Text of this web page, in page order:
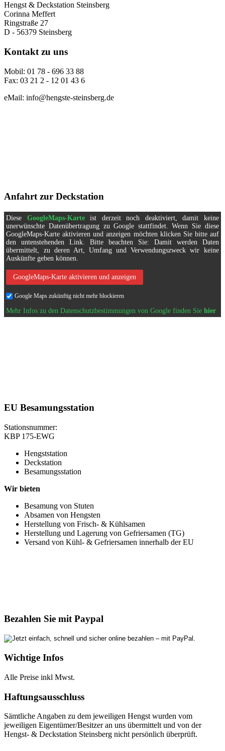
Hengst & Deckstation Steinsberg
Corinna Meffert
Ringstraße 27
D - 56379 Steinsberg
Kontakt zu uns
Mobil: 01 78 - 696 33 88
Fax: 03 21 2 - 12 01 43 6
eMail: info@hengste-steinsberg.de
Anfahrt zur Deckstation
Diese GoogleMaps-Karteist derzeit noch deaktiviert, damit keine
unerwünschte Datenübertragung zu Google stattfindet. Wenn Sie diese
GoogleMaps-Karte aktivieren und anzeigen möchten klicken Sie bitte auf
den untenstehenden Link. Bitte beachten Sie: Damit werden Daten
übermittelt, zu deren Art, Umfang und Verwendungszweck wir keine
Auskünfte geben können.
GoogleMaps-Karte aktivieren und anzeigen
Google Maps zukünftig nicht mehr blockieren
Mehr Infos zu den Datenschutzbestimmungen von Google finden Siehier
EU Besamungsstation
Stationsnummer:
KBP 175-EWG
Hengststation
Deckstation
Besamungsstation
Wir bieten
Besamung von Stuten
Absamen von Hengsten
Herstellung von Frisch- & Kühlsamen
Herstellung und Lagerung von Gefriersamen (TG)
Versand von Kühl- & Gefriersamen innerhalb der EU
Bezahlen Sie mit Paypal
Wichtige Infos
Alle Preise inkl Mwst.
Haftungsausschluss
Sämtliche Angaben zu dem jeweiligen Hengst wurden vom
jeweiligen Eigentümer/Besitzer an uns übermittelt und von der
Hengst- & Deckstation Steinsberg nicht persönlich überprüft.